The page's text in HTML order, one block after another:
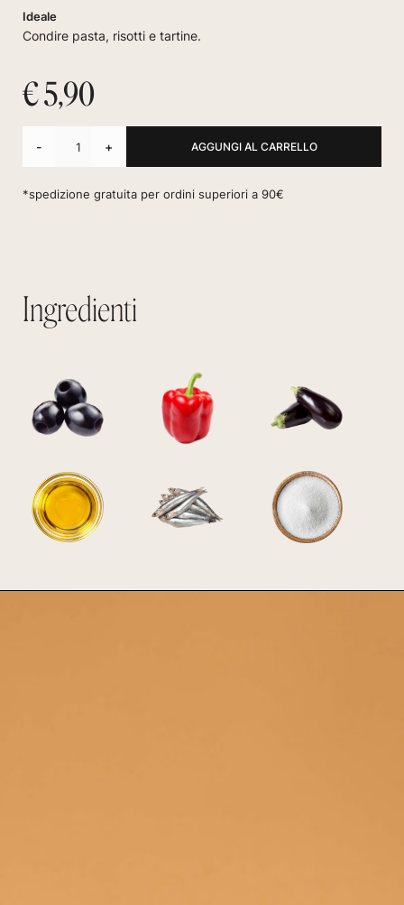
Ideale
Condire pasta, risotti e tartine.
€ 5,90
- +
*spedizione gratuita per ordini superiori a 90€
Ingredienti